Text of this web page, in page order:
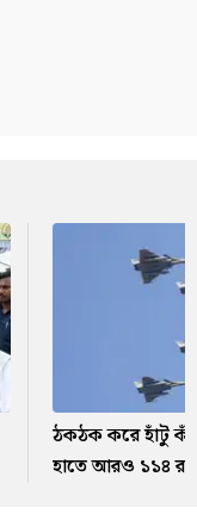
ঠকঠক করে হাঁটু
হাতে আরও ১১৪